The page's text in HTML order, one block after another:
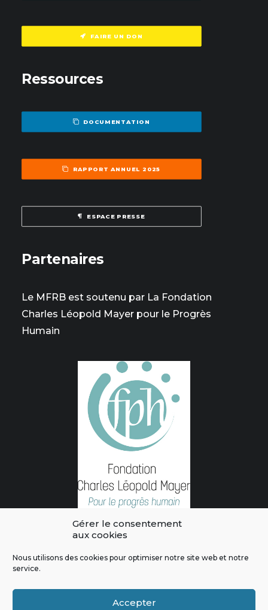
Gérer le consentement
aux cookies
Nous utilisons des cookies pour optimiser notre site web et notre
service.
Accepter
FAIRE UN DON
Ressources
DOCUMENTATION
RAPPORT ANNUEL 2025
ESPACE PRESSE
Partenaires
Le MFRB est soutenu par La Fondation
Charles Léopold Mayer pour le Progrès
Humain
L'intégralité des contenus de ce site sont publiés sous licence
|Politique de confidentialité